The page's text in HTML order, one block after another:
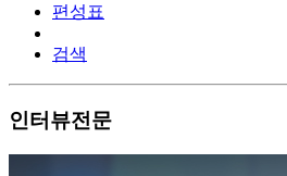
편성표
검색
인터뷰전문